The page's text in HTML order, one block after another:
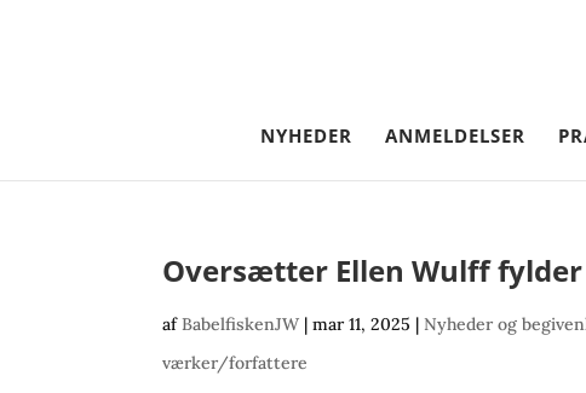
NYHEDER ANMELDELSER
Oversætter Ellen Wulff fylder
afBabelfiskenJW |mar 11, 2025 |Nyheder og
værker/forfattere